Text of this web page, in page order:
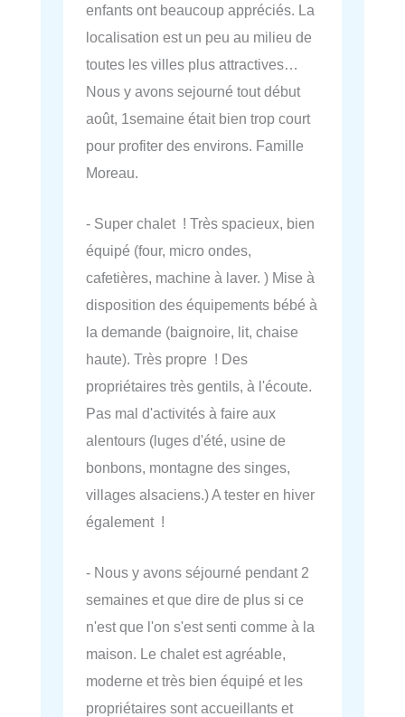
enfants ont beaucoup appréciés. La
localisation est un peu au milieu de
toutes les villes plus attractives…
Nous y avons sejourné tout début
août, 1semaine était bien trop court
pour profiter des environs. Famille
Moreau.
- Super chalet ! Très spacieux, bien
équipé (four, micro ondes,
cafetières, machine à laver. ) Mise à
disposition des équipements bébé à
la demande (baignoire, lit, chaise
haute). Très propre ! Des
propriétaires très gentils, à l'écoute.
Pas mal d'activités à faire aux
alentours (luges d'été, usine de
bonbons, montagne des singes,
villages alsaciens.) A tester en hiver
également !
- Nous y avons séjourné pendant 2
semaines et que dire de plus si ce
n'est que l'on s'est senti comme à la
maison. Le chalet est agréable,
moderne et très bien équipé et les
propriétaires sont accueillants et